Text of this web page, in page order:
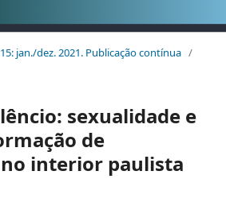
jan./dez. 2021. Publicação contínua /
sexualidade e
de
interior paulista